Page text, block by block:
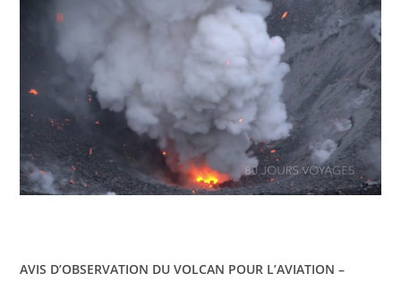
AVIS D’OBSERVATION DU VOLCAN POUR L’AVIATION –